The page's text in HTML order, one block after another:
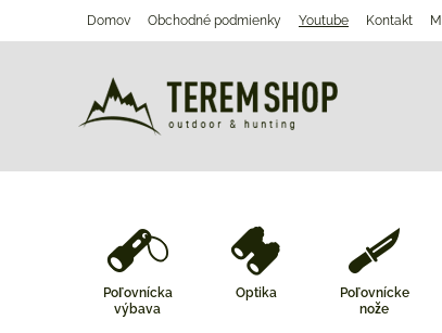
Domov Obchodné podmienky Youtube Kontakt
Poľovnícka
výbava
Optika
Poľovnícke
nože